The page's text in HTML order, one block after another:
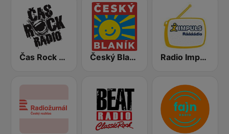
Čas Rock Radio Český Blaník Radio Impuls